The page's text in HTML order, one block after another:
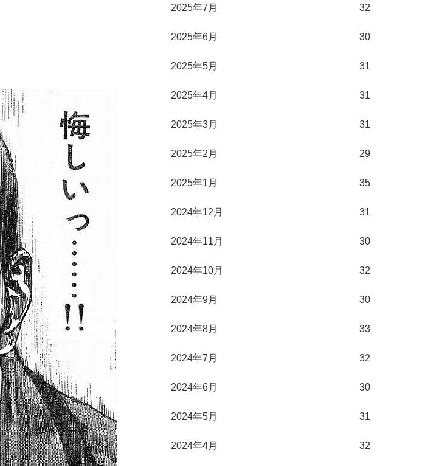
2025年7月 32
2025年6月 30
2025年5月 31
2025年4月 31
2025年3月 31
2025年2月 29
2025年1月 35
2024年12月 31
2024年11月 30
2024年10月 32
2024年9月 30
2024年8月 33
2024年7月 32
2024年6月 30
2024年5月 31
2024年4月 32